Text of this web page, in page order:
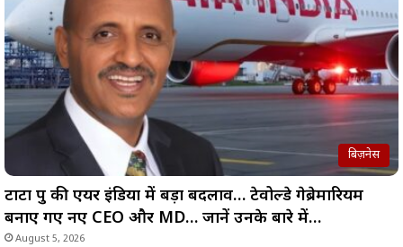
बिज़नेस
टाटा ग्रुप की एयर इंडिया में बड़ा बदलाव… टेवोल्डे गेब्रेमारियम
बनाए गए नए CEO और MD… जानें उनके बारे में…
August 5, 2026